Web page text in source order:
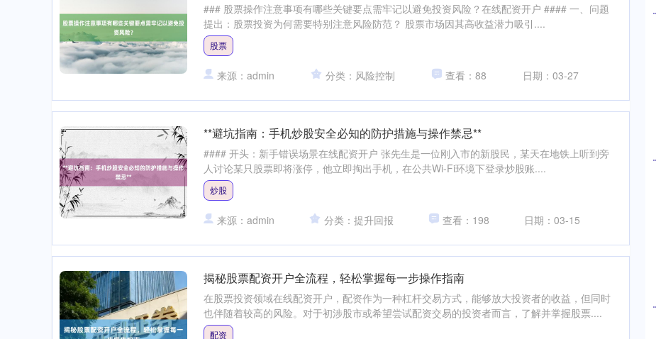
### 股票操作注意事项有哪些关键要点需牢记以避免投资风险？在线配资开户 #### 一、问题
提出：股票投资为何需要特别注意风险防范？ 股票市场因其高收益潜力吸引....
股票
来源：admin 分类：风险控制 查看：88 日期：03-27
**避坑指南：手机炒股安全必知的防护措施与操作禁忌**
#### 开头：新手错误场景在线配资开户 张先生是一位刚入市的新股民，某天在地铁上听到旁
人讨论某只股票即将涨停，他立即掏出手机，在公共Wi-Fi环境下登录炒股账....
炒股
来源：admin 分类：提升回报 查看：198 日期：03-15
揭秘股票配资开户全流程，轻松掌握每一步操作指南
在股票投资领域在线配资开户，配资作为一种杠杆交易方式，能够放大投资者的收益，但同时
也伴随着较高的风险。对于初涉股市或希望尝试配资交易的投资者而言，了解并掌握股票....
配资